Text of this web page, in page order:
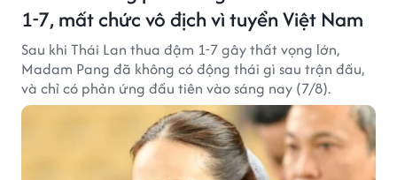
1-7, mất chức vô địch vì tuyển Việt Nam
Sau khi Thái Lan thua đậm 1-7 gây thất vọng lớn,
Madam Pang đã không có động thái gì sau trận đấu,
và chỉ có phản ứng đầu tiên vào sáng nay (7/8).